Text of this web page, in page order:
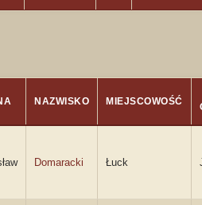
NAZWISKO MIEJSCOWOŚĆ
Domaracki Łuck